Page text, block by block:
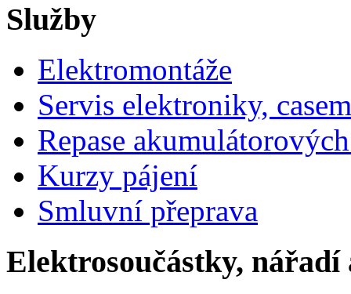
Služby
Elektromontáže
Servis elektroniky,
Repase
Kurzy pájení
Smluvní přeprava
Elektrosoučástky, nářadí